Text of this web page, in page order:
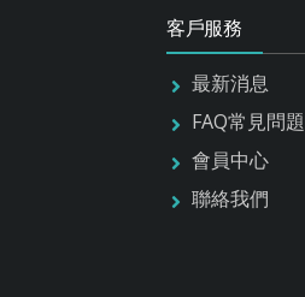
客戶服務
最新消息
FAQ常見問題
會員中心
聯絡我們